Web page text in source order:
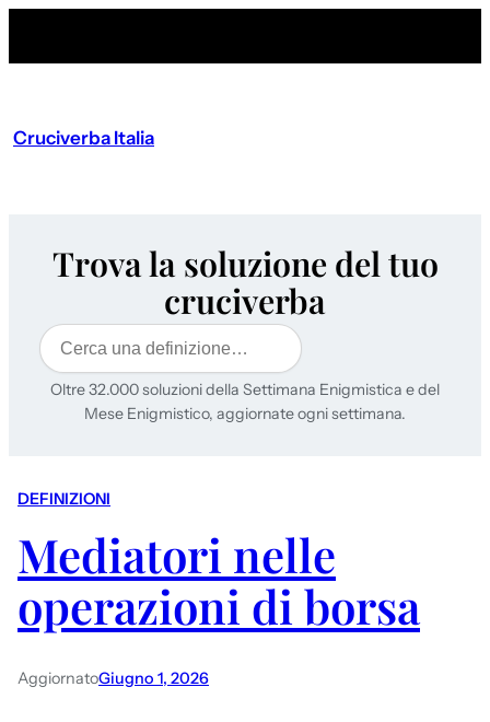
Cruciverba Italia
Trova la soluzione del tuo
cruciverba
Cerca
Oltre 32.000 soluzioni della Settimana Enigmistica e del
Mese Enigmistico, aggiornate ogni settimana.
DEFINIZIONI
Mediatori nelle
operazioni di borsa
AggiornatoGiugno 1, 2026